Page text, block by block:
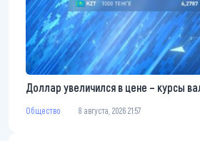
Доллар увеличился в цене – курсы
Общество 8 августа, 2026 21:57